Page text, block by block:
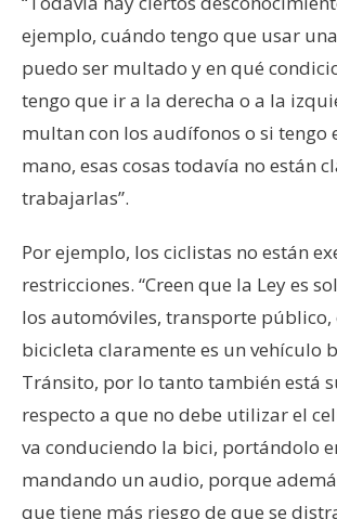
ejemplo, cuándo tengo que usar
puedo ser multado y en qué
tengo que ir a la derecha o a la
multan con los audífonos o si tengo
mano, esas cosas todavía no están
trabajarlas”.
Por ejemplo, los ciclistas no están
restricciones. “Creen que la Ley es
los automóviles, transporte público,
bicicleta claramente es un vehículo
Tránsito, por lo tanto también está
respecto a que no debe utilizar el
va conduciendo la bici, portándolo
mandando un audio, porque
que tiene más riesgo de que se